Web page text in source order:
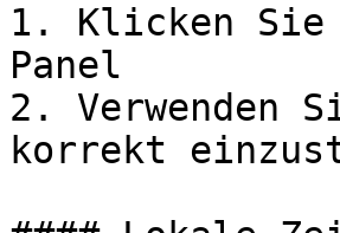
1. Klicken
Panel
2. Verwenden
korrekt